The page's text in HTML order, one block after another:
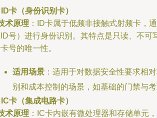
卡（身份识别卡）
术原理 ：ID卡属于低频非接触式射频卡，
号）进行身份识别。其特点是只读、不可
号的唯一性。
适用场景 ：适用于对数据安全性要求相
别和成本控制的场景，如基础的门禁与考
卡（集成电路卡）
术原理 ：IC卡内嵌有微处理器和存储单元